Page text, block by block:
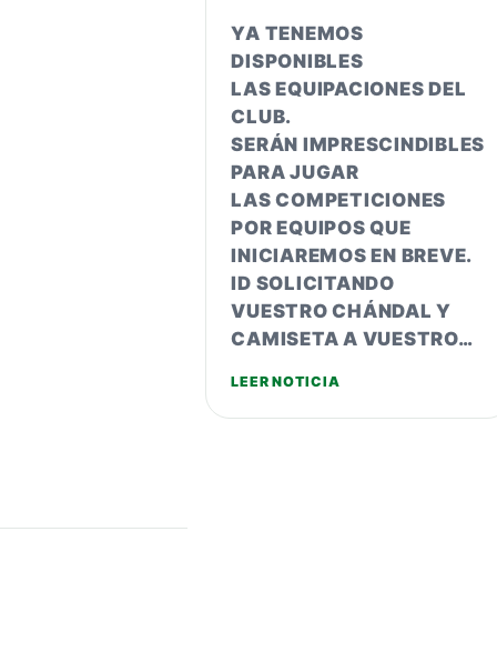
YA TENEMOS
DISPONIBLES
LAS EQUIPACIONES DEL
CLUB.
SERÁN IMPRESCINDIBLES
PARA JUGAR
LAS COMPETICIONES
POR EQUIPOS QUE
INICIAREMOS EN BREVE.
ID SOLICITANDO
VUESTRO CHÁNDAL Y
CAMISETA A VUESTRO…
LEER NOTICIA